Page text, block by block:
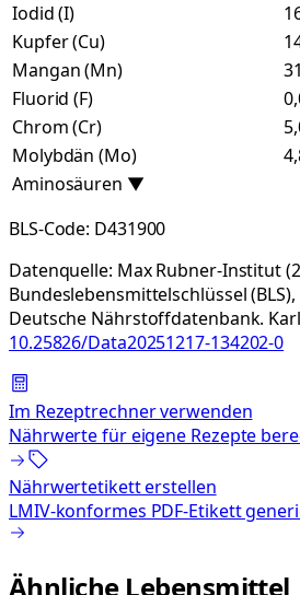
Iodid (I)
Kupfer (Cu)
Mangan (Mn)
Fluorid (F)
Chrom (Cr)
Molybdän (Mo)
Aminosäuren ▼
BLS-Code: D431900
Datenquelle: Max Rubner-Institut
Bundeslebensmittelschlüssel
Deutsche Nährstoffdatenbank.
10.25826/Data20251217-134202-0
Im Rezeptrechner verwenden
Nährwerte für eigene Rezepte
Nährwertetikett erstellen
LMIV-konformes PDF-Etikett
Ähnliche Lebensmittel